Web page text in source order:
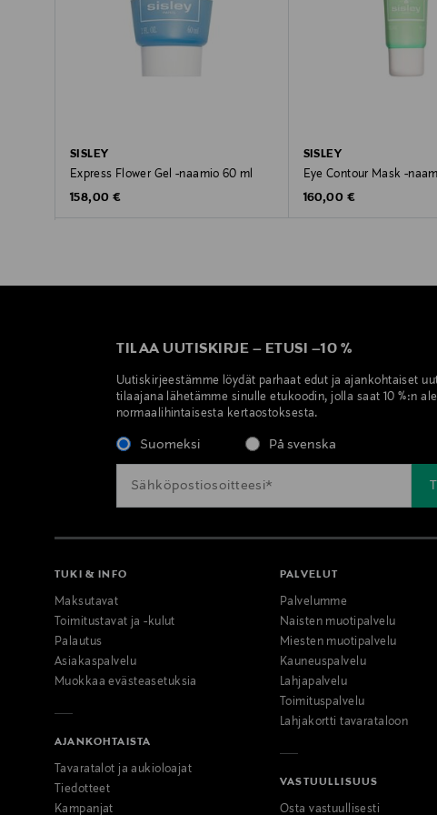
SISLEY
Express Flower Gel -naamio 60 ml
Original Price
158,00 €
SISLEY
Eye Contour Mask -
Original Price
160,00 €
TILAA UUTISKIRJE – ETUSI –10 %
Uutiskirjeestämme löydät parhaat edut ja ajankohtaiset
tilaajana lähetämme sinulle etukoodin, jolla saat 10 %:n
normaalihintaisesta kertaostoksesta.
Suomeksi På svenska
TUKI & INFO
Maksutavat
Toimitustavat ja -kulut
Palautus
Asiakaspalvelu
Muokkaa evästeasetuksia
AJANKOHTAISTA
Tavaratalot ja aukioloajat
Tiedotteet
Kampanjat
PALVELUT
Palvelumme
Naisten muotipalvelu
Miesten muotipalvelu
Kauneuspalvelu
Lahjapalvelu
Toimituspalvelu
Lahjakortti tavarataloon
VASTUULLISUUS
Osta vastuullisesti